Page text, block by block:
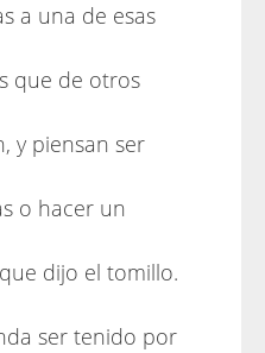
a una de esas
que de otros
y piensan ser
o hacer un
dijo el tomillo.
ser tenido por